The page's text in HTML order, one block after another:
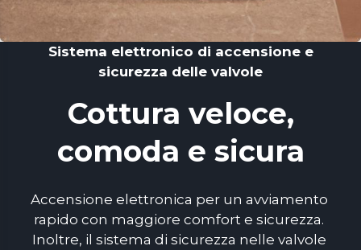
Sistema elettronico di accensione e
sicurezza delle valvole
Cottura veloce,
comoda e sicura
Accensione elettronica per un avviamento
rapido con maggiore comfort e sicurezza.
Inoltre, il sistema di sicurezza nelle valvole